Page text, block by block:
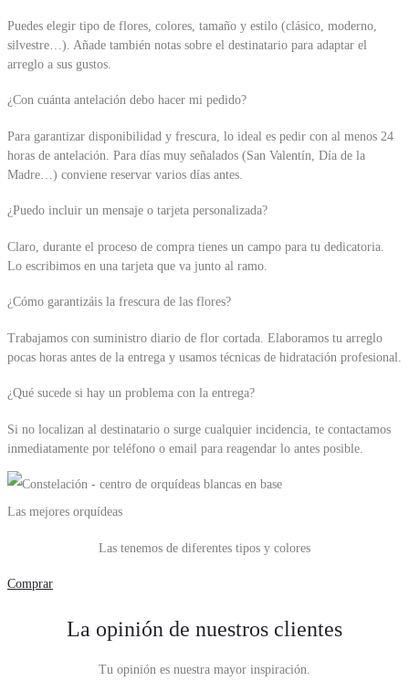
Puedes elegir tipo de flores, colores, tamaño y estilo (clásico, moderno,
silvestre…). Añade también notas sobre el destinatario para adaptar el
arreglo a sus gustos.
¿Con cuánta antelación debo hacer mi pedido?
Para garantizar disponibilidad y frescura, lo ideal es pedir con al menos 24
horas de antelación. Para días muy señalados (San Valentín, Día de la
Madre…) conviene reservar varios días antes.
¿Puedo incluir un mensaje o tarjeta personalizada?
Claro, durante el proceso de compra tienes un campo para tu dedicatoria.
Lo escribimos en una tarjeta que va junto al ramo.
¿Cómo garantizáis la frescura de las flores?
Trabajamos con suministro diario de flor cortada. Elaboramos tu arreglo
pocas horas antes de la entrega y usamos técnicas de hidratación profesional.
¿Qué sucede si hay un problema con la entrega?
Si no localizan al destinatario o surge cualquier incidencia, te contactamos
inmediatamente por teléfono o email para reagendar lo antes posible.
Las mejores orquídeas
Las tenemos de diferentes tipos y colores
Comprar
La opinión de nuestros clientes
Tu opinión es nuestra mayor inspiración.